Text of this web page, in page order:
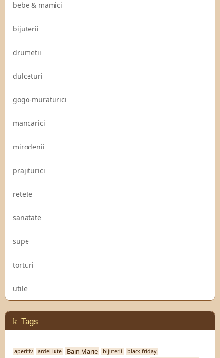
bebe & mamici
bijuterii
drumetii
dulceturi
gogo-muraturici
mancarici
mirodenii
prajiturici
retete
sanatate
supe
torturi
utile
Tags
aperitiv ardei iute Bain Marie bijuterii black friday